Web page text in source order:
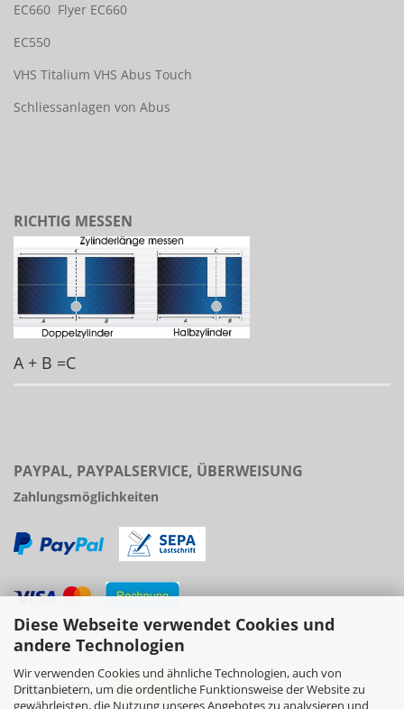
Diese Webseite verwendet Cookies und
andere Technologien
Wir verwenden Cookies und ähnliche Technologien, auch von
Drittanbietern, um die ordentliche Funktionsweise der Website zu
gewährleisten, die Nutzung unseres Angebotes zu analysieren und
EC660 Flyer EC660
EC550
VHS Titalium VHS Abus Touch
Schliessanlagen von Abus
RICHTIG MESSEN
A + B =C
PAYPAL, PAYPALSERVICE, ÜBERWEISUNG
Zahlungsmöglichkeiten
Versand